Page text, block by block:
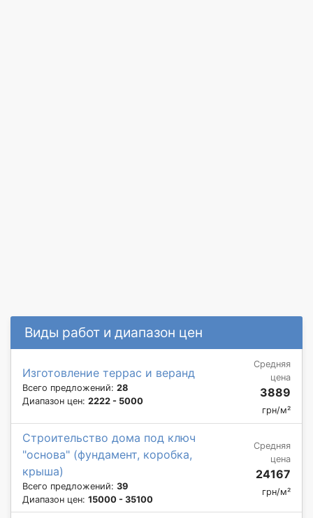
Виды работ и диапазон цен
Изготовление террас и веранд
Всего предложений: 28
Диапазон цен: 2222 - 5000
Средняя
цена
3889
грн/м²
Строительство дома под ключ
"основа" (фундамент, коробка,
крыша)
Всего предложений: 39
Диапазон цен: 15000 - 35100
Средняя
цена
24167
грн/м²